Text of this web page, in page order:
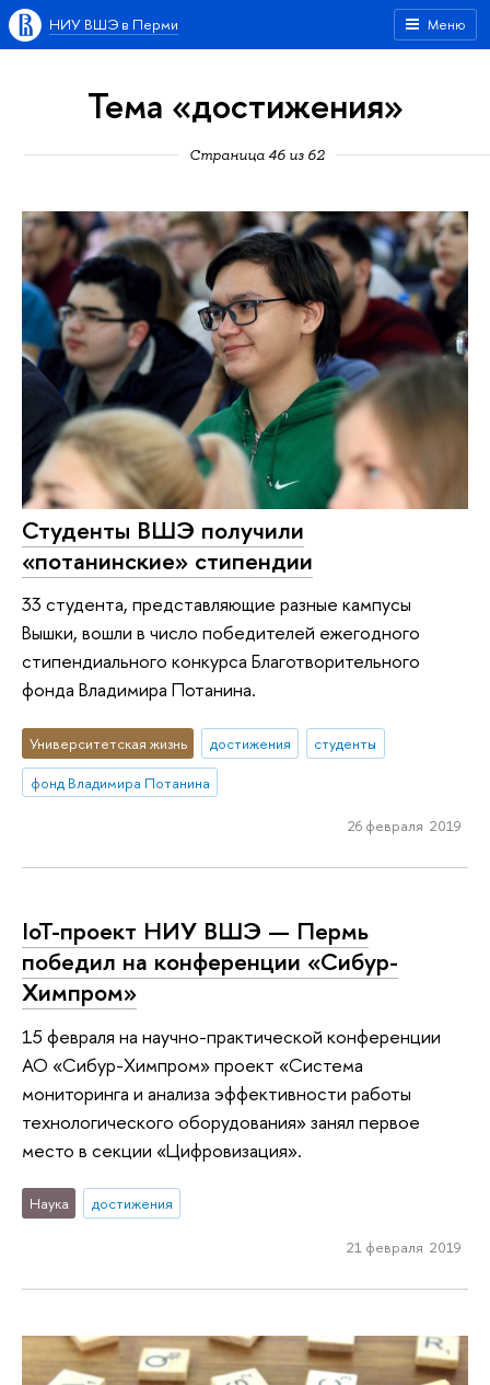
Меню
НИУ ВШЭ в Перми
Тема «достижения»
Страница 46 из 62
Студенты ВШЭ получили
«потанинские» стипендии
33 студента, представляющие разные кампусы
Вышки, вошли в число победителей ежегодного
стипендиального конкурса Благотворительного
фонда Владимира Потанина.
Университетская жизнь достижения
студенты
фонд Владимира Потанина
26 февраля 2019
IoT-проект НИУ ВШЭ — Пермь
победил на конференции «Сибур-
Химпром»
15 февраля на научно-практической конференции
АО «Сибур-Химпром» проект «Система
мониторинга и анализа эффективности работы
технологического оборудования» занял первое
место в секции «Цифровизация».
Наука достижения
21 февраля 2019